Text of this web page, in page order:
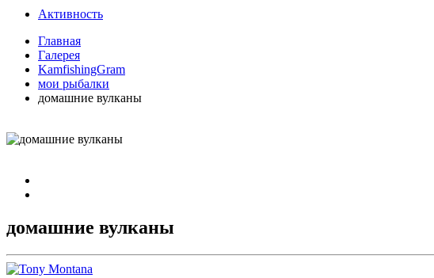
Активность
Главная
Галерея
KamfishingGram
мои рыбалки
домашние вулканы
домашние вулканы